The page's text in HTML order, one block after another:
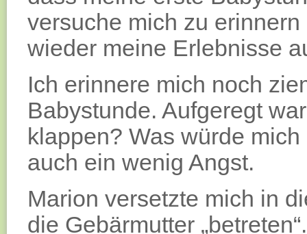
versuche mich zu
wieder meine Erlebnisse
Ich erinnere mich noch
Babystunde. Aufgeregt
klappen? Was würde
auch ein wenig Angst.
Marion versetzte mich in
die Gebärmutter